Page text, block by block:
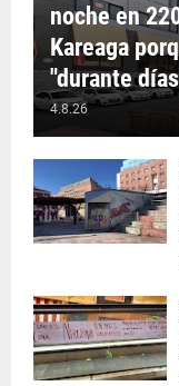
noche en
Kareaga
"durante
4.8.26